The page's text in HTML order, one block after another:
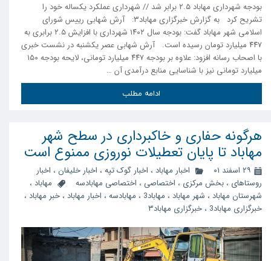
بودجه شهرداری مهاباد ۲.۵ برابر شد // شهرداری عملکرد یکساله خود را
تشریح کرد به گزارش خبرگزاری مهاباد۳: آرش شهابی رییس شورای
اسلامی شهر مهاباد گفت: بودجه سال ۱۴۰۲ شهرداری با افزایش ۲.۵ برابری به
۴۴۷ میلیارد تومان رسیده است. آرش شهابی عصر یکشنبه در نشست خبری
با اصحاب رسانه افزود: علاوه بر بودجه ۴۴۷ میلیارد تومانی، لایحه بودجه ۱۵۰
میلیارد تومانی نیز با شناسایی منابع درآمدی آن …
ادامه مطلب
هرگونه حفاری و خاکبرداری در سطح شهر
مهاباد تا پایان تعطیلات نوروزی ممنوع است
۲۹ اسفند ۰۱ اخبار مهاباد ، اخبار گوک تپه ، اخبار خلیفان ، اخبار
روستاهای ، بخش مرکزی ، اختصاصی ، اختصاصی مهابادسه مهاباد ،
شهرستان مهاباد ، شهر مهاباد ، مهاباد3 ، مهابادسه ، اخبار مهاباد ، خبر مهاباد ،
خبرگزاری مهاباد3 ، خبرگزاری مهاباد۳